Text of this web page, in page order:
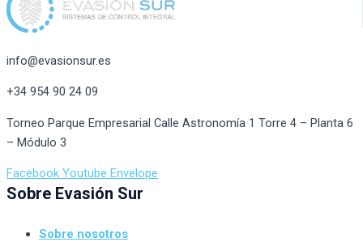
info@evasionsur.es
+34 954 90 24 09
Torneo Parque Empresarial Calle Astronomía 1 Torre 4 – Planta 6
– Módulo 3
Facebook Youtube Envelope
Sobre Evasión Sur
Sobre nosotros